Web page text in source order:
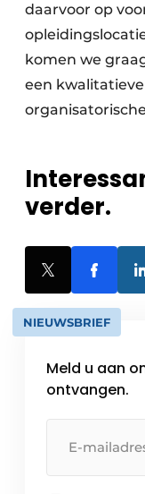
daarvoor op
komen we
een
verder.
NIEUWSBRIEF
Meld u aan
ontvangen.